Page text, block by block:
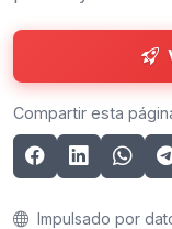
Compartir esta
Impulsado por